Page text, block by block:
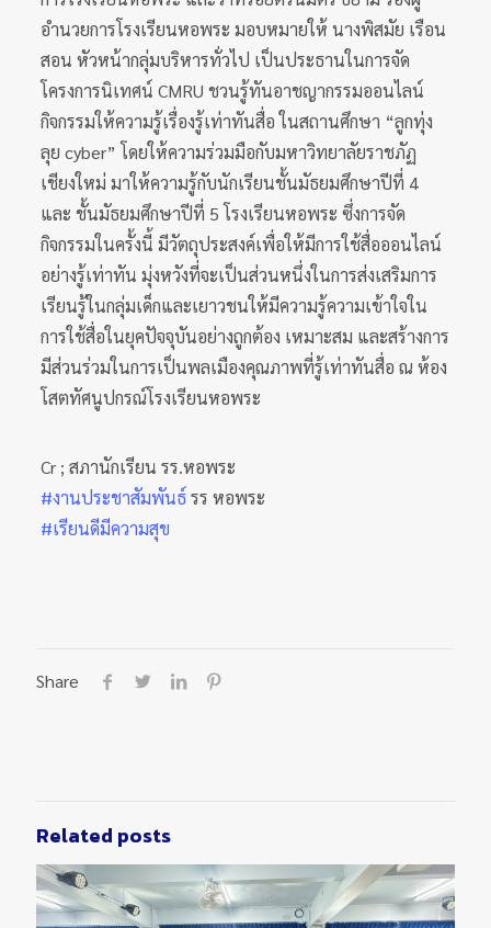
อำนวยการโรงเรียนหอพระ มอบหมายให้ นางพิสมัย เรือน
สอน หัวหน้ากลุ่มบริหารทั่วไป เป็นประธานในการจัด
โครงการนิเทศน์ CMRU ชวนรู้ทันอาชญากรรมออนไลน์
กิจกรรมให้ความรู้เรื่องรู้เท่าทันสื่อ ในสถานศึกษา “ลูกทุ่ง
ลุย cyber” โดยให้ความร่วมมือกับมหาวิทยาลัยราชภัฏ
เชียงใหม่ มาให้ความรู้กับนักเรียนชั้นมัธยมศึกษาปีที่ 4
และ ชั้นมัธยมศึกษาปีที่ 5 โรงเรียนหอพระ ซึ่งการจัด
กิจกรรมในครั้งนี้ มีวัตถุประสงค์เพื่อให้มีการใช้สื่อออนไลน์
อย่างรู้เท่าทัน มุ่งหวังที่จะเป็นส่วนหนึ่งในการส่งเสริมการ
เรียนรู้ในกลุ่มเด็กและเยาวชนให้มีความรู้ความเข้าใจใน
การใช้สื่อในยุคปัจจุบันอย่างถูกต้อง เหมาะสม และสร้างการ
มีส่วนร่วมในการเป็นพลเมืองคุณภาพที่รู้เท่าทันสื่อ ณ ห้อง
โสตทัศนูปกรณ์โรงเรียนหอพระ
Cr ; สภานักเรียน รร.หอพระ
#งานประชาสัมพันธ์รร หอพระ
#เรียนดีมีความสุข
Share
Related posts